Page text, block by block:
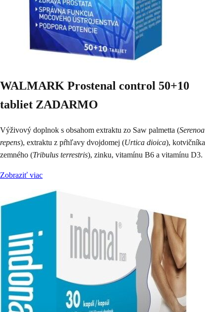
WALMARK Prostenal control 50+10
tabliet ZADARMO
Výživový doplnok s obsahom extraktu zo Saw palmetta (Serenoa
repens), extraktu z pŕhľavy dvojdomej (Urtica dioica), kotvičníka
zemného (Tribulus terrestris), zinku, vitamínu B6 a vitamínu D3.
Zobraziť viac